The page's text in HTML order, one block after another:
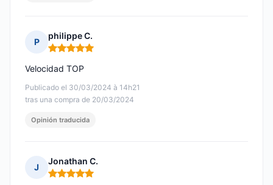
P
philippe C.
Nota: 5 de 5
Publicado el 30/03/2024 à 14h21
tras una compra de 20/03/2024
Velocidad TOP
Opinión traducida
J
Jonathan C.
Nota: 5 de 5